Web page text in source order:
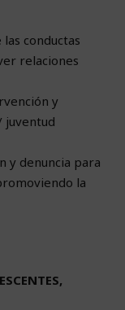
conductas
relaciones
y
juventud
y denuncia para
la